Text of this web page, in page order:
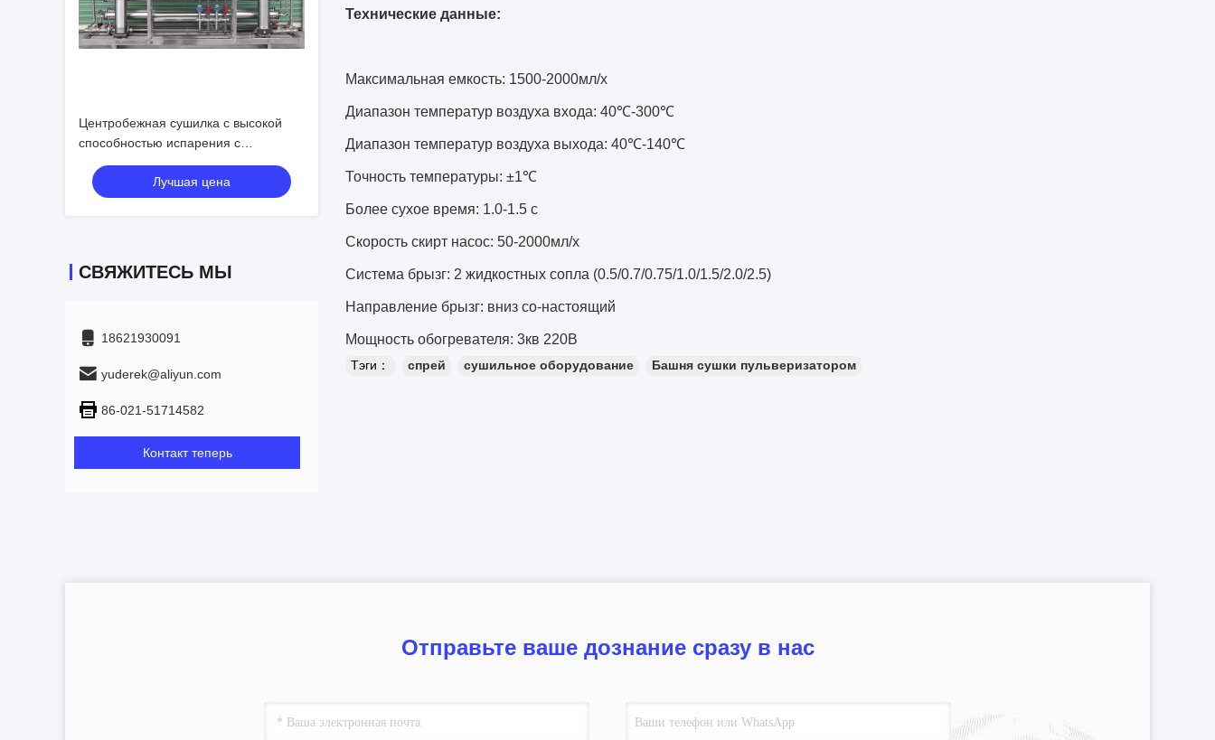
Центробежная сушилка с высокой
способностью испарения с
понижающимся сотовым потоком и
годовой гарантиейЛучшая цена
СВЯЖИТЕСЬ МЫ
18621930091
yuderek@aliyun.com
86-021-51714582
Контакт теперь
Технические данные:
Максимальная емкость: 1500-2000мл/х
Диапазон температур воздуха входа: 40℃-300℃
Диапазон температур воздуха выхода: 40℃-140℃
Точность температуры: ±1℃
Более сухое время: 1.0-1.5 с
Скорость скирт насос: 50-2000мл/х
Система брызг: 2 жидкостных сопла (0.5/0.7/0.75/1.0/1.5/2.0/2.5)
Направление брызг: вниз со-настоящий
Мощность обогревателя: 3кв 220В
Тэги： спрей сушильное оборудование Башня сушки пульверизатором
Отправьте ваше дознание сразу в нас